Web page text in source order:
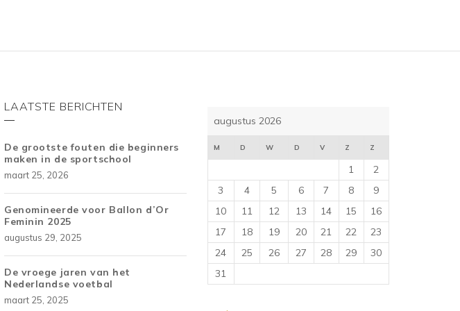
LAATSTE BERICHTEN
De grootste fouten die beginners
maken in de sportschool
maart 25, 2026
Genomineerde voor Ballon d’Or
Feminin 2025
augustus 29, 2025
De vroege jaren van het
Nederlandse voetbal
maart 25, 2025
augustus 2026
M D W D V Z Z
1
2
3
4 5 6 7 8
9
10
11 12 13 14 15
16
17
18 19 20 21 22
23
24
25 26 27 28 29
30
31